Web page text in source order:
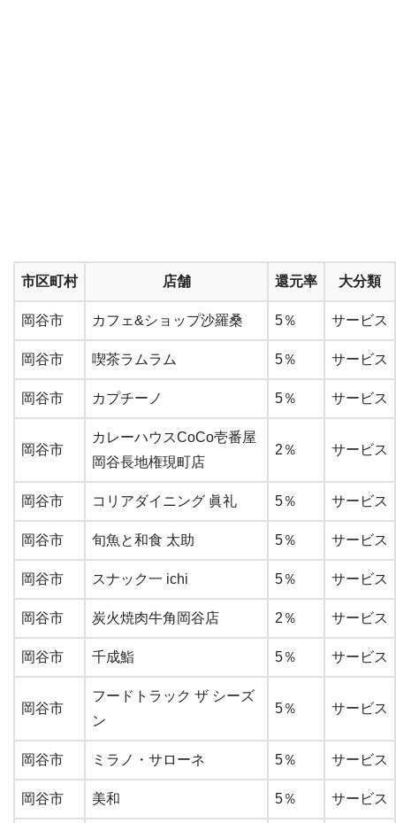
市区町村 店舗 還元率 大分類
岡谷市 カフェ&ショップ沙羅桑 5％ サービス
岡谷市 喫茶ラムラム 5％ サービス
岡谷市 カプチーノ 5％ サービス
岡谷市
カレーハウスCoCo壱番屋
岡谷長地権現町店
2％ サービス
岡谷市 コリアダイニング 眞礼 5％ サービス
岡谷市 旬魚と和食 太助 5％ サービス
岡谷市 スナック一 ichi 5％ サービス
岡谷市 炭火焼肉牛角岡谷店 2％ サービス
岡谷市 千成鮨 5％ サービス
岡谷市
フードトラック ザ シーズ
ン
5％ サービス
岡谷市 ミラノ・サローネ 5％ サービス
岡谷市 美和 5％ サービス